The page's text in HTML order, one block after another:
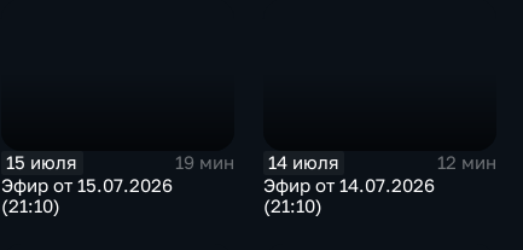
15 июля
19 мин
Эфир от 15.07.2026
(21:10)
14 июля
12 мин
Эфир от 14.07.2026
(21:10)